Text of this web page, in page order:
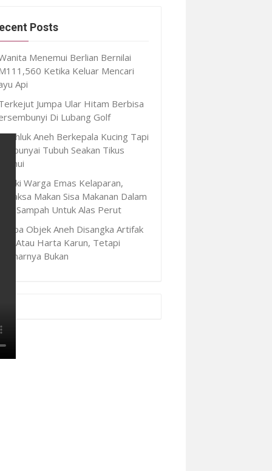
Posts
Menemui Berlian Bernilai
Ketika Keluar Mencari
Api
Jumpa Ular Hitam Berbisa
Di Lubang Golf
Aneh Berkepala Kucing Tapi
Tubuh Seakan Tikus
Lelaki Warga Emas Kelaparan,
Makan Sisa Makanan Dalam
Sampah Untuk Alas Perut
Jumpa Objek Aneh Disangka Artifak
Atau Harta Karun, Tetapi
Bukan